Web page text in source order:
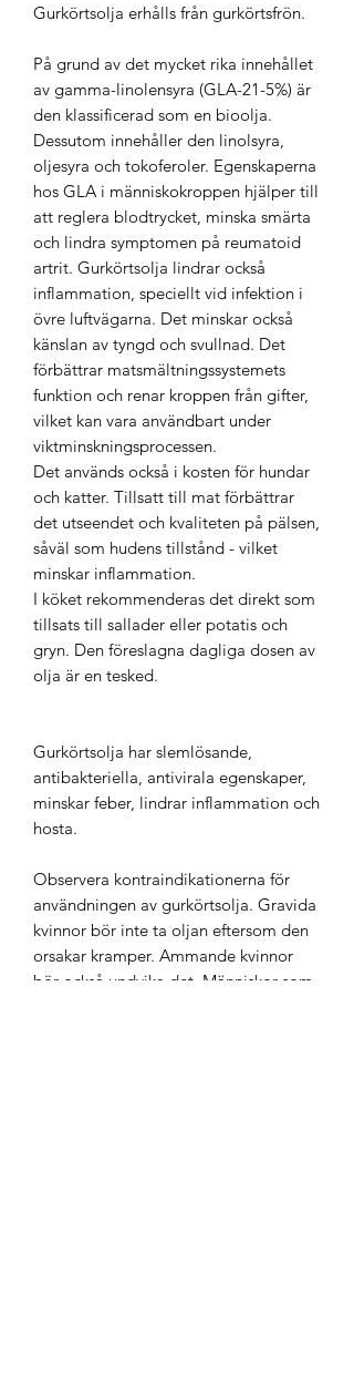
Gurkörtsolja erhålls från gurkörtsfrön.
På grund av det mycket rika innehållet
av gamma-linolensyra (GLA-21-5%) är
den klassificerad som en bioolja.
Dessutom innehåller den linolsyra,
oljesyra och tokoferoler. Egenskaperna
hos GLA i människokroppen hjälper till
att reglera blodtrycket, minska smärta
och lindra symptomen på reumatoid
artrit. Gurkörtsolja lindrar också
inflammation, speciellt vid infektion i
övre luftvägarna. Det minskar också
känslan av tyngd och svullnad. Det
förbättrar matsmältningssystemets
funktion och renar kroppen från gifter,
vilket kan vara användbart under
viktminskningsprocessen.
Det används också i kosten för hundar
och katter. Tillsatt till mat förbättrar
det utseendet och kvaliteten på pälsen,
såväl som hudens tillstånd - vilket
minskar inflammation.
I köket rekommenderas det direkt som
tillsats till sallader eller potatis och
gryn. Den föreslagna dagliga dosen av
olja är en tesked.
Gurkörtsolja har slemlösande,
antibakteriella, antivirala egenskaper,
minskar feber, lindrar inflammation och
hosta.
Observera kontraindikationerna för
användningen av gurkörtsolja. Gravida
kvinnor bör inte ta oljan eftersom den
orsakar kramper. Ammande kvinnor
bör också undvika det. Människor som